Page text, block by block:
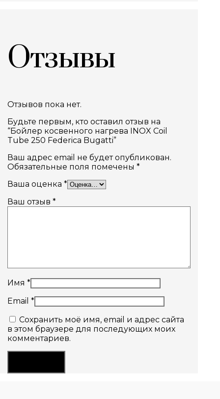
Отзывы
Отзывов пока нет.
Будьте первым, кто оставил отзыв на
“Бойлер косвенного нагрева INOX Coil
Tube 250 Federica Bugatti”
Ваш адрес email не будет опубликован.
Обязательные поля помечены *
Ваша оценка *
Ваш отзыв *
Имя *
Email *
Сохранить моё имя, email и адрес сайта
в этом браузере для последующих моих
комментариев.